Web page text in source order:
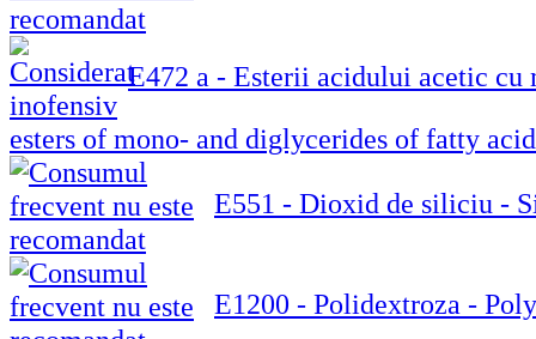
E472 a - Esterii acidului acetic
esters of mono- and diglycerides of fatty
E551 - Dioxid de siliciu -
E1200 - Polidextroza -